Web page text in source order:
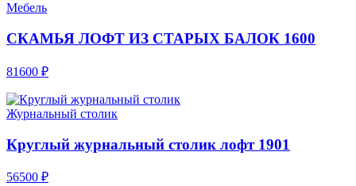
Мебель
СКАМЬЯ ЛОФТ ИЗ СТАРЫХ БАЛОК 1600
81600 ₽
Журнальный столик
Круглый журнальный столик лофт 1901
56500 ₽